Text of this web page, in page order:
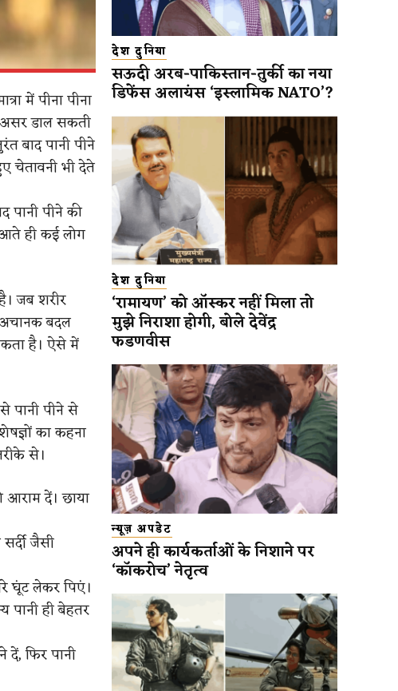
में पीना पीना
डाल सकती
बाद पानी पीने
चेतावनी भी देते
पीने की
ही कई लोग
जब शरीर
अचानक बदल
है। ऐसे में
पानी पीने से
का कहना
से।
दें। छाया
जैसी
घूंट लेकर पिएं।
पानी ही बेहतर
फिर पानी
देश दुनिया
सऊदी अरब-पाकिस्तान-तुर्की का नया
डिफेंस अलायंस ‘इस्लामिक NATO’?
देश दुनिया
‘रामायण’ को ऑस्कर नहीं मिला तो
मुझे निराशा होगी, बोले देवेंद्र
फडणवीस
न्यूज़ अपडेट
अपने ही कार्यकर्ताओं के निशाने पर
‘कॉकरोच’ नेतृत्व